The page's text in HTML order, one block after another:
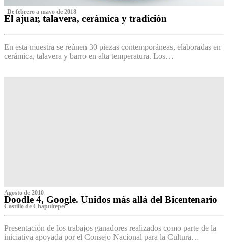
‌ De febrero a mayo de 2018
El ajuar, talavera, cerámica y tradición
En esta muestra se reúnen 30 piezas contemporáneas, elaboradas en
cerámica, talavera y barro en alta temperatura. Los…
Agosto de 2010
Doodle 4, Google. Unidos más allá del Bicentenario
Castillo de Chapultepec
Presentación de los trabajos ganadores realizados como parte de la
iniciativa apoyada por el Consejo Nacional para la Cultura…